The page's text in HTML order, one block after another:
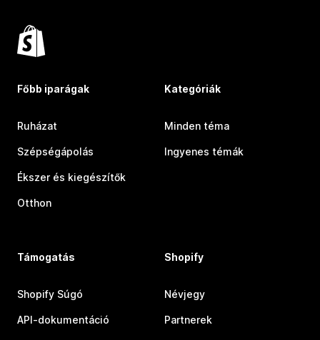
Főbb iparágak
Ruházat
Szépségápolás
Ékszer és kiegészítők
Otthon
Kategóriák
Minden téma
Ingyenes témák
Támogatás
Shopify Súgó
API-dokumentáció
Shopify
Névjegy
Partnerek